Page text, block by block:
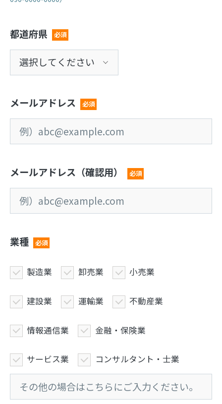
都道府県 必須
メールアドレス 必須
メールアドレス（確認用） 必須
業種 必須
製造業 卸売業 小売業
建設業 運輸業 不動産業
情報通信業 金融・保険業
サービス業 コンサルタント・士業